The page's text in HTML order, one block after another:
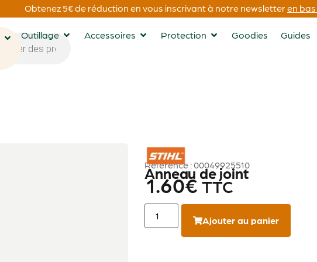
Obtenez 5€ de réduction en vous inscrivant à notre newsletteren
Outillage Accessoires Protection Goodies Guides
STIHL
Référence : 00049925510
Anneau de joint
1.60€ TTC
Ajouter au panier